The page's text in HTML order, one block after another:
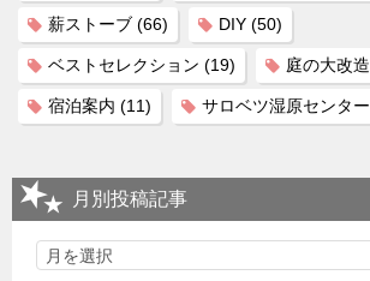
薪ストーブ (66) DIY (50)
ベストセレクション (19) 庭の大改造
宿泊案内 (11) サロベツ湿原センター
月別投稿記事